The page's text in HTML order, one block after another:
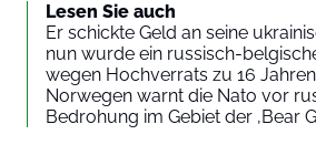
Lesen Sie auch
Er schickte Geld an seine
nun wurde ein russisch-
wegen Hochverrats zu 16
Norwegen warnt die Nato vor
Bedrohung im Gebiet der ‚Bear